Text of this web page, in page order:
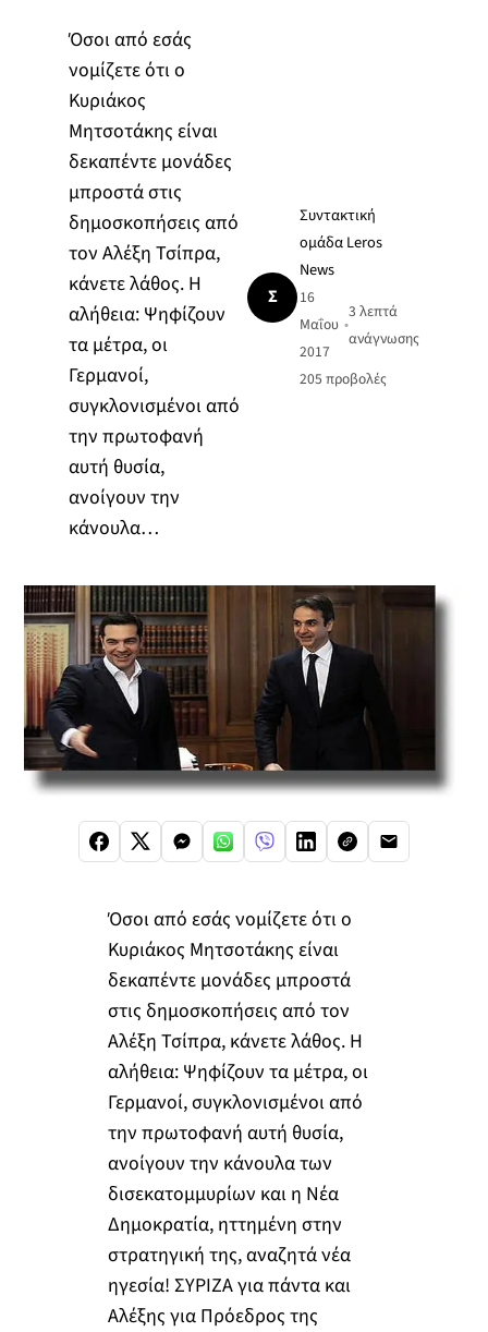
Όσοι από εσάς
νομίζετε ότι ο
Κυριάκος
Μητσοτάκης είναι
δεκαπέντε μονάδες
μπροστά στις
δημοσκοπήσεις από
τον Αλέξη Τσίπρα,
κάνετε λάθος. Η
αλήθεια: Ψηφίζουν
τα μέτρα, οι
Γερμανοί,
συγκλονισμένοι από
την πρωτοφανή
αυτή θυσία,
ανοίγουν την
κάνουλα…
Σ
Συντακτική
ομάδα Leros
News
16
Μαΐου
2017
•
3 λεπτά
ανάγνωσης
205 προβολές
Όσοι από εσάς νομίζετε ότι ο
Κυριάκος Μητσοτάκης είναι
δεκαπέντε μονάδες μπροστά
στις δημοσκοπήσεις από τον
Αλέξη Τσίπρα, κάνετε λάθος. Η
αλήθεια: Ψηφίζουν τα μέτρα, οι
Γερμανοί, συγκλονισμένοι από
την πρωτοφανή αυτή θυσία,
ανοίγουν την κάνουλα των
δισεκατομμυρίων και η Νέα
Δημοκρατία, ηττημένη στην
στρατηγική της, αναζητά νέα
ηγεσία! ΣΥΡΙΖΑ για πάντα και
Αλέξης για Πρόεδρος της